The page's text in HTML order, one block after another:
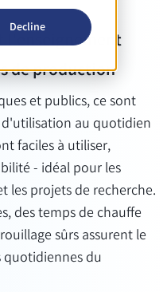
Decline
l'enseignement
de production
et publics, ce sont
au quotidien
faciles à utiliser,
- idéal pour les
les projets de recherche.
des temps de chauffe
sûrs assurent le
du